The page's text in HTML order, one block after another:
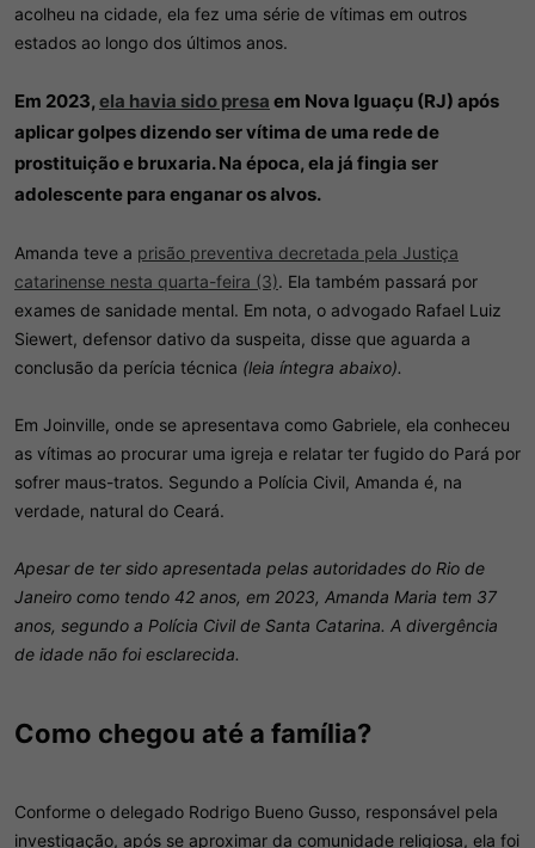
acolheu na cidade, ela fez uma série de vítimas em outros
estados ao longo dos últimos anos.
Em 2023, ela havia sido presa em Nova Iguaçu (RJ) após
aplicar golpes dizendo ser vítima de uma rede de
prostituição e bruxaria. Na época, ela já fingia ser
adolescente para enganar os alvos.
Amanda teve a prisão preventiva decretada pela Justiça
catarinense nesta quarta-feira (3). Ela também passará por
exames de sanidade mental. Em nota, o advogado Rafael Luiz
Siewert, defensor dativo da suspeita, disse que aguarda a
conclusão da perícia técnica (leia íntegra abaixo).
Em Joinville, onde se apresentava como Gabriele, ela conheceu
as vítimas ao procurar uma igreja e relatar ter fugido do Pará por
sofrer maus-tratos. Segundo a Polícia Civil, Amanda é, na
verdade, natural do Ceará.
Apesar de ter sido apresentada pelas autoridades do Rio de
Janeiro como tendo 42 anos, em 2023, Amanda Maria tem 37
anos, segundo a Polícia Civil de Santa Catarina. A divergência
de idade não foi esclarecida.
Como chegou até a família?​
Conforme o delegado Rodrigo Bueno Gusso, responsável pela
investigação, após se aproximar da comunidade religiosa, ela foi